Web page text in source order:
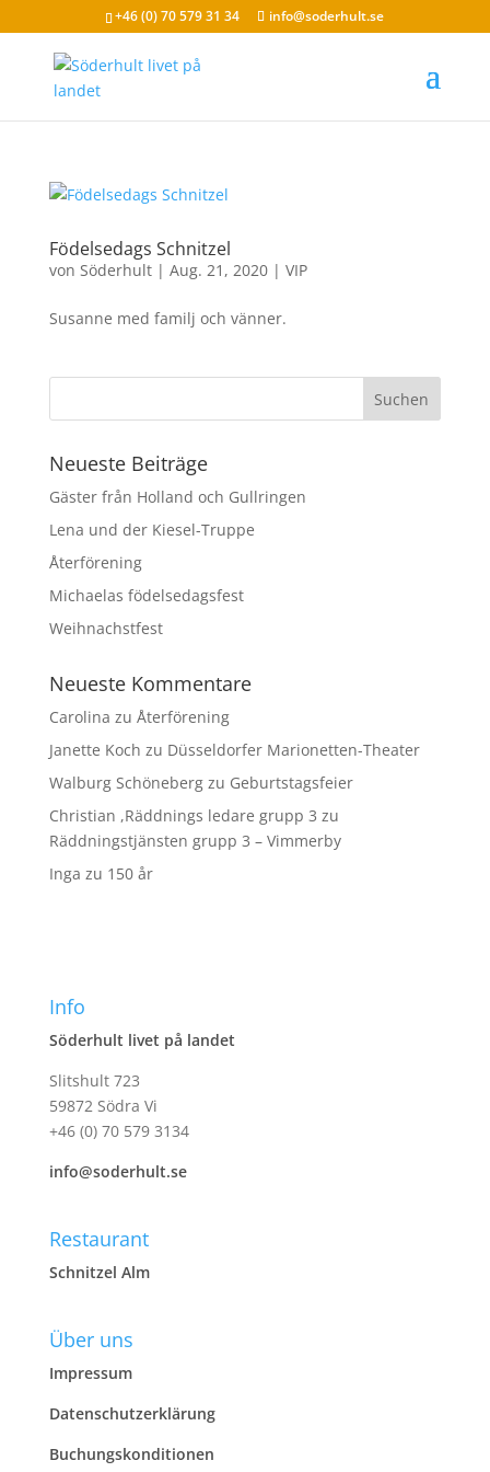
+46 (0) 70 579 31 34 info@soderhult.se
Födelsedags Schnitzel
von Söderhult| Aug. 21, 2020| VIP
Susanne med familj och vänner.
Neueste Beiträge
Gäster från Holland och Gullringen
Lena und der Kiesel-Truppe
Återförening
Michaelas födelsedagsfest
Weihnachstfest
Neueste Kommentare
Carolina zu Återförening
Janette Koch zu Düsseldorfer Marionetten-Theater
Walburg Schönebergzu Geburtstagsfeier
Christian ,Räddnings ledare grupp 3 zu
Räddningstjänsten grupp 3 – Vimmerby
Inga zu 150 år
Info
Söderhult livet på landet
Slitshult 723
59872 Södra Vi
+46 (0) 70 579 3134
info@soderhult.se
Restaurant
Schnitzel Alm
Über uns
Impressum
Datenschutzerklärung
Buchungskonditionen